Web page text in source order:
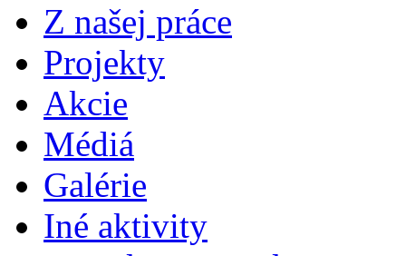
Z našej práce
Projekty
Akcie
Médiá
Galérie
Iné aktivity